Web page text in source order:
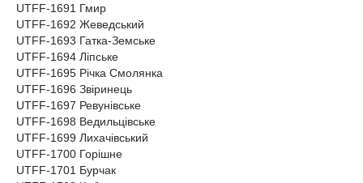
UTFF-1691 Гмир
UTFF-1692 Жеведський
UTFF-1693 Гатка-Земське
UTFF-1694 Ліпське
UTFF-1695 Річка Смолянка
UTFF-1696 Звіринець
UTFF-1697 Ревунівське
UTFF-1698 Ведильцівське
UTFF-1699 Лихачівський
UTFF-1700 Горішне
UTFF-1701 Бурчак